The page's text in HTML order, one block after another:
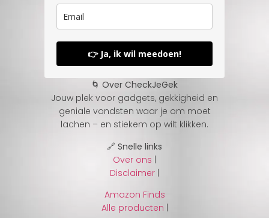
👉 Ja, ik wil meedoen!
🌀 Over CheckJeGek
Jouw plek voor gadgets, gekkigheid en
geniale vondsten waar je om moet
lachen – en stiekem op wilt klikken.
🔗 Snelle links
Over ons |
Disclaimer |
Amazon Finds
Alle producten